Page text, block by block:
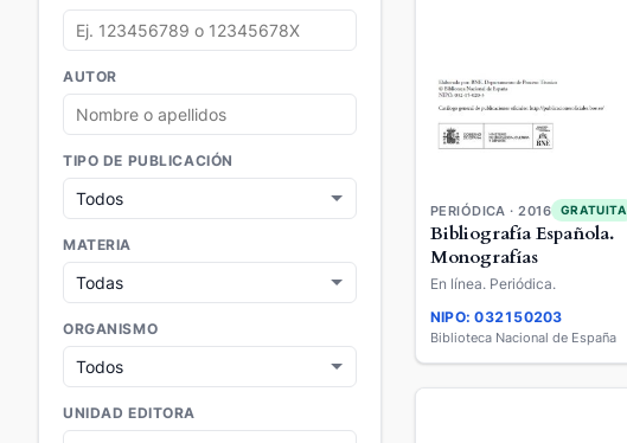
AUTOR
TIPO DE PUBLICACIÓN
MATERIA
ORGANISMO
UNIDAD EDITORA
PERIÓDICA · 2016 GRATUITA
Bibliografía Española.
Monografías
En línea. Periódica.
NIPO: 032150203
Biblioteca Nacional de España